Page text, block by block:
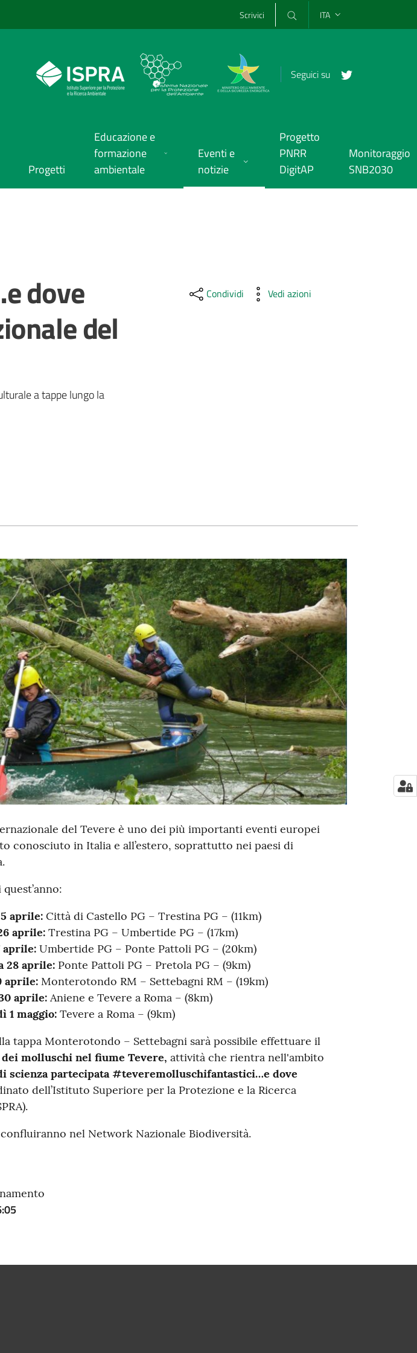
Scrivici ITA
Seguici su
Progetti
Educazione e
formazione
ambientale
Eventi e
notizie
Progetto
PNRR
DigitAP
Monitoraggio
SNB2030
dove
del
a tappe lungo la
Condividi Vedi azioni
del Tevere è uno dei più importanti eventi europei
conosciuto in Italia e all’estero, soprattutto nei paesi di
aprile:Città di Castello PG – Trestina PG – (11km)
aprile:Trestina PG – Umbertide PG – (17km)
aprile:Umbertide PG – Ponte Pattoli PG – (20km)
28 aprile:Ponte Pattoli PG – Pretola PG – (9km)
aprile:Monterotondo RM – Settebagni RM – (19km)
aprile:Aniene e Tevere a Roma – (8km)
1 maggio:Tevere a Roma – (9km)
tappa Monterotondo – Settebagni sarà possibile effettuare il
molluschi nel fiume Tevere, attività che rientra nell'ambito
scienza partecipata #teveremolluschifantastici…e dove
dell’Istituto Superiore per la Protezione e la Ricerca
nel Network Nazionale Biodiversità.